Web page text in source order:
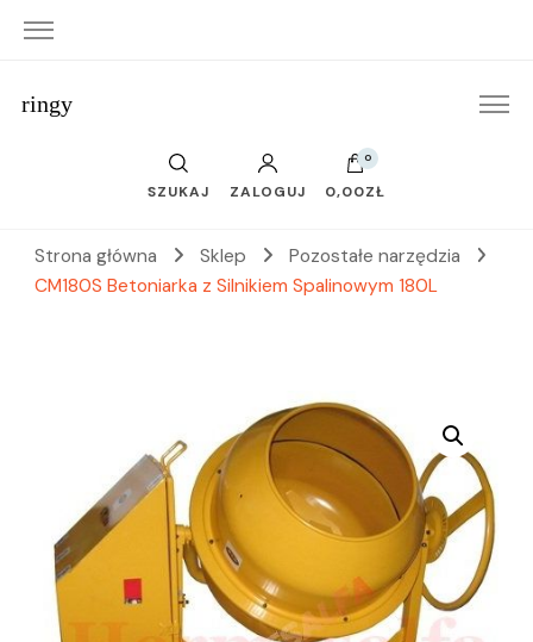
ringy
SZUKAJ ZALOGUJ
0
0,00ZŁ
Strona główna Sklep
Pozostałe narzędzia
CM180S Betoniarka z Silnikiem Spalinowym 180L